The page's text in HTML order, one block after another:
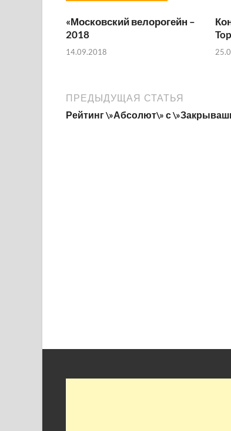
«Московский велорогейн –
2018
14.09.2018
ПРЕДЫДУЩАЯ СТАТЬЯ
Рейтинг \»Абсолют\» с